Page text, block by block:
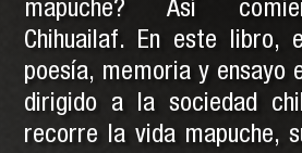
mapuche? Así
Chihuailaf. En este libro,
poesía, memoria y ensayo
dirigido a la sociedad
recorre la vida mapuche,